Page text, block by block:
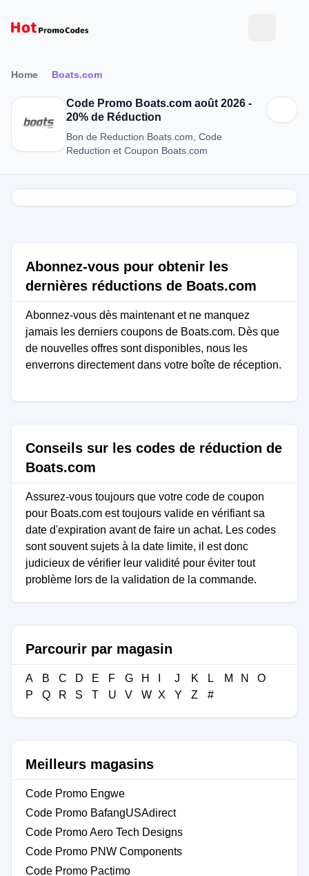
Home Boats.com
Code Promo Boats.com août 2026 -
20% de Réduction
Bon de Reduction Boats.com, Code
Reduction et Coupon Boats.com
Abonnez-vous pour obtenir les
dernières réductions de Boats.com
Abonnez-vous dès maintenant et ne manquez
jamais les derniers coupons de Boats.com. Dès que
de nouvelles offres sont disponibles, nous les
enverrons directement dans votre boîte de réception.
Conseils sur les codes de réduction de
Boats.com
Assurez-vous toujours que votre code de coupon
pour Boats.com est toujours valide en vérifiant sa
date d'expiration avant de faire un achat. Les codes
sont souvent sujets à la date limite, il est donc
judicieux de vérifier leur validité pour éviter tout
problème lors de la validation de la commande.
Parcourir par magasin
A B C D E F G H J K L M N
O
P
Q R S T U V W X Y Z #
Meilleurs magasins
Code Promo Engwe
Code Promo BafangUSAdirect
Code Promo Aero Tech Designs
Code Promo PNW Components
Code Promo Pactimo